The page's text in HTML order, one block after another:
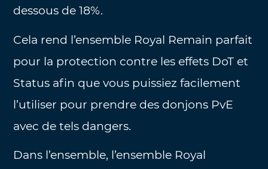
dessous de 18%.
Cela rend l’ensemble Royal Remain parfait
pour la protection contre les effets DoT et
Status afin que vous puissiez facilement
l’utiliser pour prendre des donjons PvE
avec de tels dangers.
Dans l’ensemble, l’ensemble Royal